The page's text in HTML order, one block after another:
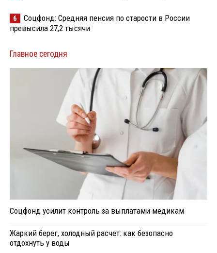
6
Соцфонд: Средняя пенсия по старости в России
превысила 27,2 тысячи
Главное сегодня
Соцфонд усилит контроль за выплатами медикам
Жаркий берег, холодный расчет: как безопасно
отдохнуть у воды